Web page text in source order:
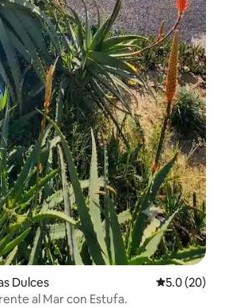
Dulces Calificación
5.0 (20)
al Mar con Estufa.